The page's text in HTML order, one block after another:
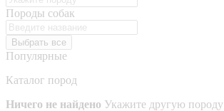
Породы собак
Выбрать все
Популярные
Каталог пород
Ничего не найдено Укажите другую породу